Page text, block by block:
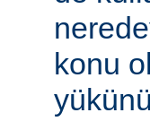
konu